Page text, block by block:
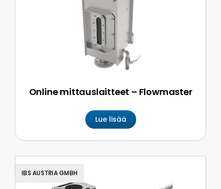
Online mittauslaitteet – Flowmaster
Lue lisää
IBS AUSTRIA GMBH